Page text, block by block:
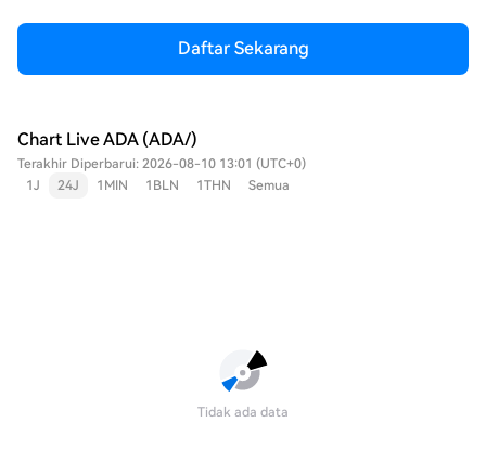
Daftar Sekarang
Chart Live ADA (ADA/)
Terakhir Diperbarui: 2026-08-10 13:01 (UTC+0)
1J
24J 1MIN 1BLN 1THN Semua
Tidak ada data